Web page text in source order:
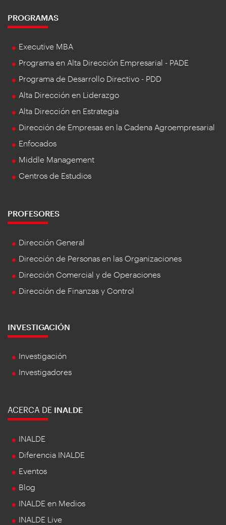
PROGRAMAS
Executive MBA
Programa en Alta Dirección Empresarial - PADE
Programa de Desarrollo Directivo - PDD
Alta Dirección en Liderazgo
Alta Dirección en Estrategia
Dirección de Empresas en la Cadena Agroempresarial
Enfocados
Middle Management
Centros de Estudios
PROFESORES
Dirección General
Dirección de Personas en las Organizaciones
Dirección Comercial y de Operaciones
Dirección de Finanzas y Control
INVESTIGACIÓN
Investigación
Investigadores
ACERCA DE INALDE
INALDE
Diferencia INALDE
Eventos
Blog
INALDE en Medios
INALDE Live